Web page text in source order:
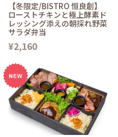
【冬限定/BISTRO 恒良創】
ローストチキンと極上酵素ド
レッシング添えの朝採れ野菜
サラダ弁当
¥2,160